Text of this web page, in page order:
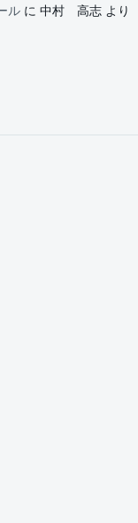
ル に 中村 高志 より